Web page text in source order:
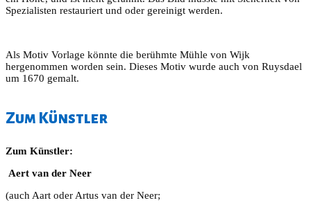
Spezialisten restauriert und oder gereinigt werden.
Als Motiv Vorlage könnte die berühmte Mühle von Wijk
hergenommen worden sein. Dieses Motiv wurde auch von Ruysdael
um 1670 gemalt.
Zum Künstler
Zum Künstler:
Aert van der Neer
(auch Aart oder Artus van der Neer;